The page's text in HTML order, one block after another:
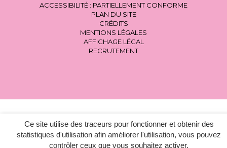
Ce site utilise des traceurs pour fonctionner et obtenir des
statistiques d'utilisation afin améliorer l'utilisation, vous pouvez
contrôler ceux que vous souhaitez activer.
ACCESSIBILITÉ : PARTIELLEMENT CONFORME
PLAN DU SITE
CRÉDITS
MENTIONS LÉGALES
AFFICHAGE LÉGAL
RECRUTEMENT